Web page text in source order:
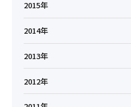
2015年
2014年
2013年
2012年